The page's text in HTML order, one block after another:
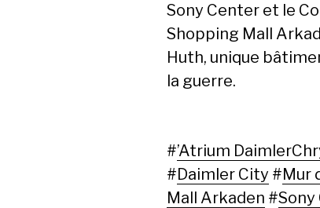
Sony Center et le
Shopping Mall
Huth, unique
la guerre.
#’Atrium
#Daimler City #Mur
Mall Arkaden #